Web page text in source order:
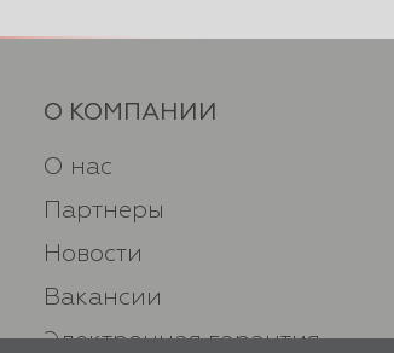
О КОМПАНИИ
О нас
Партнеры
Новости
Вакансии
Электронная гарантия